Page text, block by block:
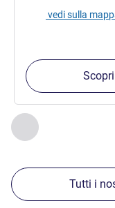
Precedente -
Pagina ,
vedi sulla
Tutti i